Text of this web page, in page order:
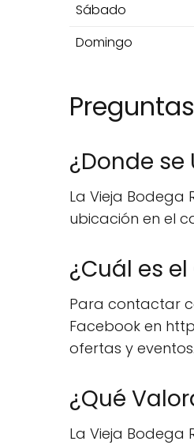
Sábado
Domingo
¿Donde se
La Vieja Bodega
ubicación en el
¿Cuál es
Para contactar
Facebook en
ofertas y eventos.
¿Qué
La Vieja Bodega